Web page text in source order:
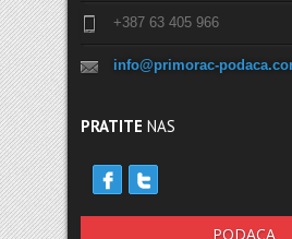
+387 63 405 966
info@primorac-
PRATITE NAS
PODACA